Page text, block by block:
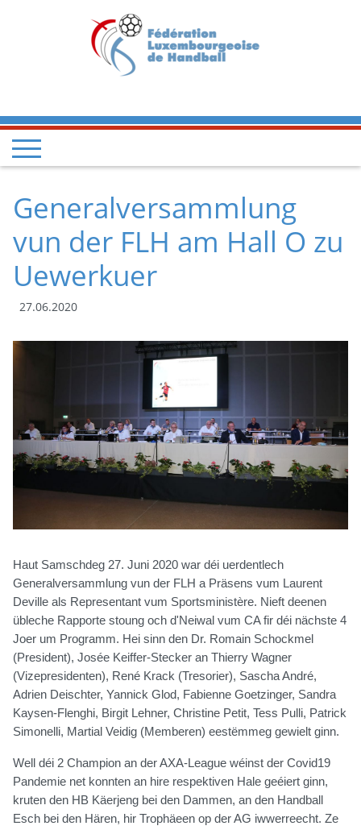
Generalversammlung
vun der FLH am Hall O zu
Uewerkuer
27.06.2020
Haut Samschdeg 27. Juni 2020 war déi uerdentlech
Generalversammlung vun der FLH a Präsens vum Laurent
Deville als Representant vum Sportsministère. Nieft deenen
übleche Rapporte stoung och d'Neiwal vum CA fir déi nächste 4
Joer um Programm. Hei sinn den Dr. Romain Schockmel
(President), Josée Keiffer-Stecker an Thierry Wagner
(Vizepresidenten), René Krack (Tresorier), Sascha André,
Adrien Deischter, Yannick Glod, Fabienne Goetzinger, Sandra
Kaysen-Flenghi, Birgit Lehner, Christine Petit, Tess Pulli, Patrick
Simonelli, Martial Veidig (Memberen) eestëmmeg gewielt ginn.
Well déi 2 Champion an der AXA-League wéinst der Covid19
Pandemie net konnten an hire respektiven Hale geéiert ginn,
kruten den HB Käerjeng bei den Dammen, an den Handball
Esch bei den Hären, hir Trophäeen op der AG iwwerreecht. Ze